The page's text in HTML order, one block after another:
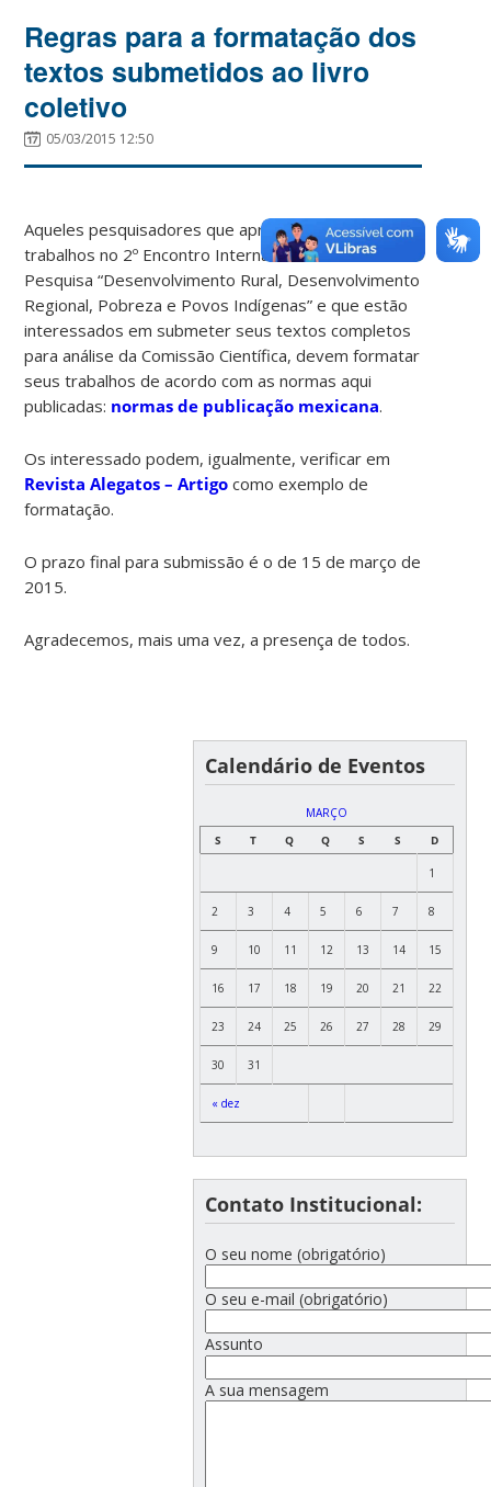
Regras para a formatação dos
textos submetidos ao livro
coletivo
05/03/2015 12:50
Aqueles pesquisadores que apresentaram os
trabalhos no 2º Encontro Internacional da Rede de
Pesquisa “Desenvolvimento Rural, Desenvolvimento
Regional, Pobreza e Povos Indígenas” e que estão
interessados em submeter seus textos completos
para análise da Comissão Científica, devem formatar
seus trabalhos de acordo com as normas aqui
publicadas: normas de publicação mexicana.
Os interessado podem, igualmente, verificar em
Revista Alegatos – Artigo como exemplo de
formatação.
O prazo final para submissão é o de 15 de março de
2015.
Agradecemos, mais uma vez, a presença de todos.
Calendário de Eventos
MARÇO
S
T Q Q S S D
« dez
1
2 3 4 5 6 7 8
9 10 11 12 13 14 15
16 17 18 19 20 21 22
23 24 25 26 27 28 29
30 31
Contato Institucional:
O seu nome (obrigatório)
O seu e-mail (obrigatório)
Assunto
A sua mensagem